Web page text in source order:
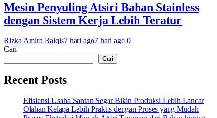
Mesin Penyuling Atsiri Bahan Stainless
dengan Sistem Kerja Lebih Teratur
Rizka Amira Balqis7 hari ago7 hari ago 0
Cari
Cari
Recent Posts
Efisiensi Usaha Santan Segar Bikin Produksi Lebih Lancar
Olahan Kelapa Lebih Praktis dengan Proses yang Mudah